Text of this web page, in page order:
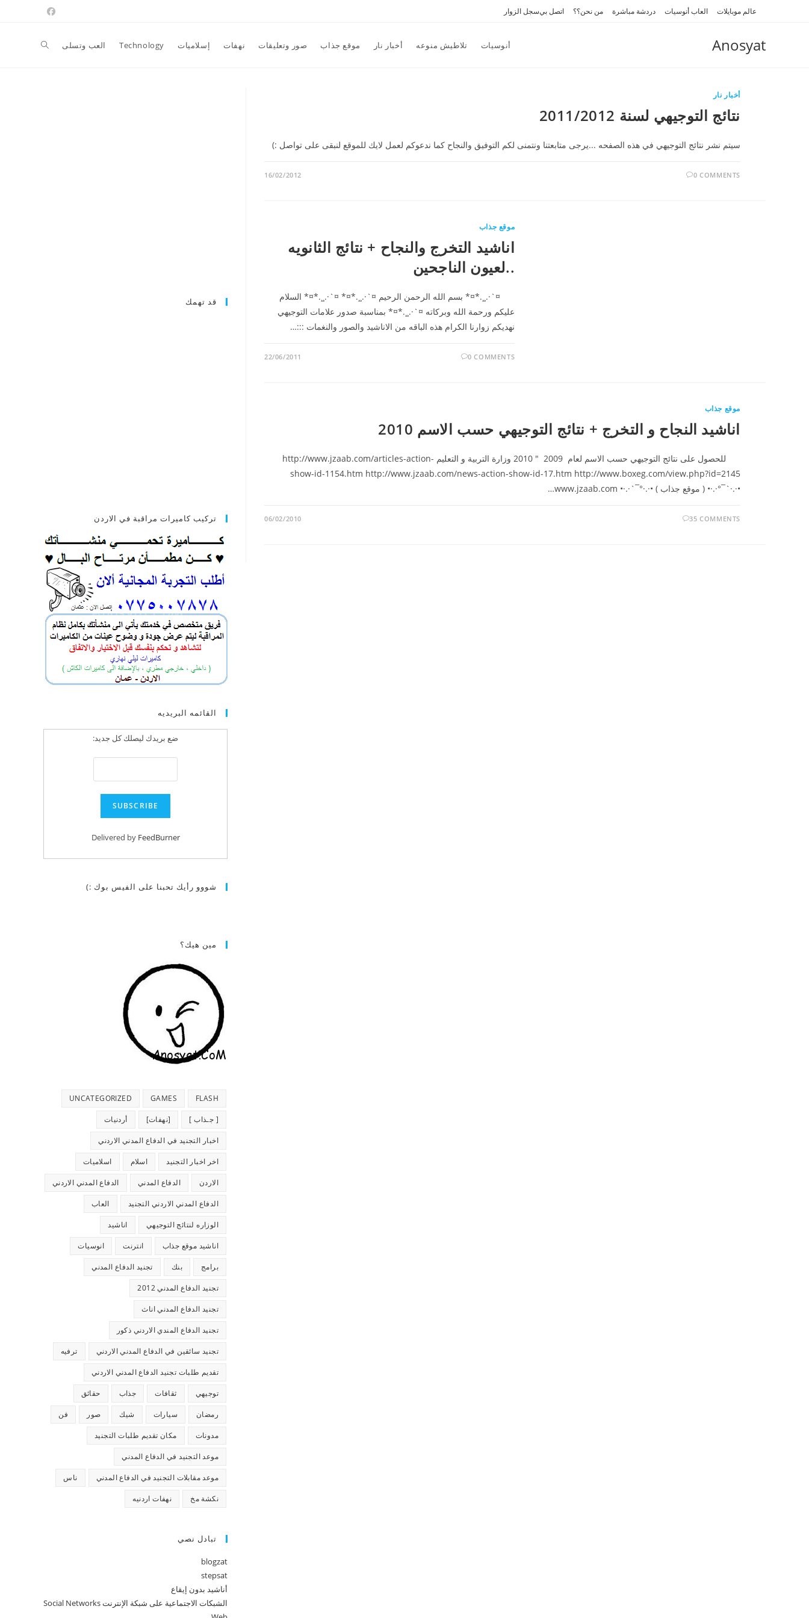
عالم موبايلات العاب أنوسيات دردشة مباشرة من نحن؟؟ اتصل بيسجل الزوار
Anosyat أنوسيات تلاطيش منوعه أخبار نار موقع جذاب صور وتعليقات نهفات إسلاميات Technology العب وتسلى Toggle
أخبار نار
نتائج التوجيهي لسنة 2011/2012
سيتم نشر نتائج التوجيهي في هذه الصفحه ...يرجى متابعتنا ونتمنى لكم التوفيق والنجاح كما ندعوكم لعمل لايك للموقع لنبقى على تواصل :)
0 COMMENTS
16/02/2012
موقع جذاب
اناشيد التخرج والنجاح + نتائج الثانويه
..لعيون الناجحين
¤`·.¸¸.*¤* بسم الله الرحمن الرحيم ¤`·.¸¸.*¤* ¤`·.¸¸.*¤* السلام
عليكم ورحمة الله وبركاته ¤`·.¸¸.*¤* بمناسبة صدور علامات التوجيهي
نهديكم زوارنا الكرام هذه الباقه من الاناشيد والصور والنغمات :::…
0 COMMENTS
22/06/2011
موقع جذاب
اناشيد النجاح و التخرج + نتائج التوجيهي حسب الاسم 2010
للحصول على نتائج التوجيهي حسب الاسم لعام 2009 " 2010 وزارة التربية و التعليم http://www.jzaab.com/articles-action-
•·.·`¯°·.·• ( موقع جذاب ) •·.·°¯`·.·• www.jzaab.com…
35 COMMENTS
06/02/2010
قد تهمك
تركيب كاميرات مراقبة في الاردن
القائمه البريديه
ضع بريدك ليصلك كل جديد:
Delivered by FeedBurner
شووو رأيك تحبنا على الفيس بوك :)
مين هيك؟
FLASH
GAMES
UNCATEGORIZED
[ جـذاب ] [نهفات] أردنيات
اخبار التجنيد في الدفاع المدني الاردني
اخر اخبار التجنيد اسلام اسلاميات
الاردن الدفاع المدني الدفاع المدني الاردني
الدفاع المدني الاردني التجنيد العاب
الوزاره لنتائج التوجيهي اناشيد
اناشيد موقع جذاب انترنت انوسيات
برامج بنك تجنيد الدفاع المدني
تجنيد الدفاع المدني 2012
تجنيد الدفاع المدني اناث
تجنيد الدفاع المندي الاردني ذكور
تجنيد سائقين في الدفاع المدني الاردني ترفيه
تقديم طلبات تجنيد الدفاع المدني الاردني
توجيهي ثقافات جذاب حقائق
رمضان سيارات شيك صور فن
مدونات مكان تقديم طلبات التجنيد
موعد التجنيد في الدفاع المدني
موعد مقابلات التجنيد في الدفاع المدني ناس
نكشة مخ نهفات اردنيه
تبادل نصي
blogzat
stepsat
أناشيد بدون إيقاع
الشبكات الاجتماعية على شبكة الإنترنت Social Networks